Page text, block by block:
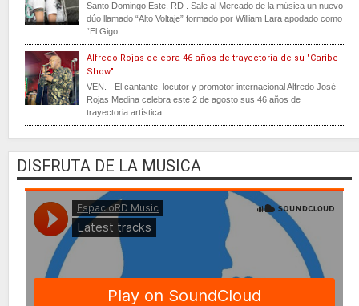
Santo Domingo Este, RD . Sale al Mercado de la música un nuevo
dúo llamado “Alto Voltaje” formado por William Lara apodado como
“El Gigo...
Alfredo Rojas celebra 46 años de trayectoria de su "Caribe
Show"
VEN.- El cantante, locutor y promotor internacional Alfredo José
Rojas Medina celebra este 2 de agosto sus 46 años de
trayectoria artística...
DISFRUTA DE LA MUSICA